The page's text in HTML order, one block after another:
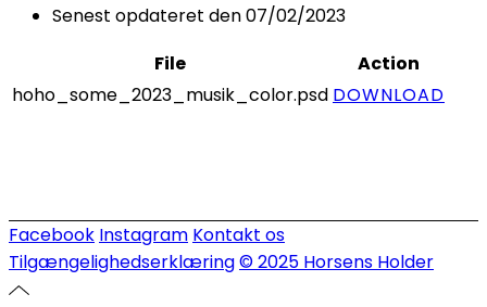
Senest opdateret den07/02/2023
File
Action
hoho_some_2023_musik_color.psd DOWNLOAD
Facebook Instagram Kontakt os
Tilgængelighedserklæring© 2025 Horsens Holder